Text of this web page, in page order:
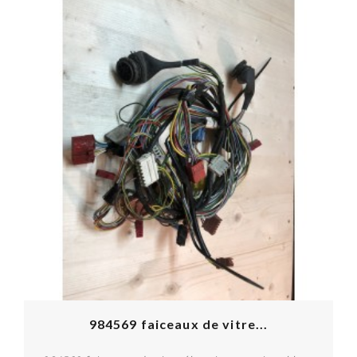
984569 faiceaux de vitre...